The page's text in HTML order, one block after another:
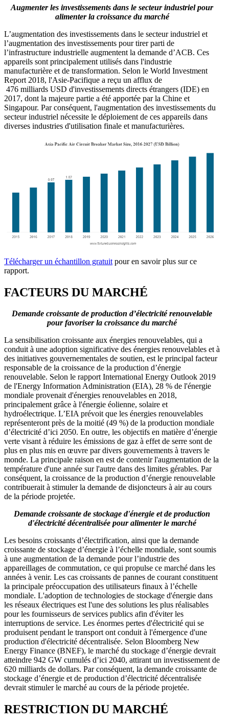
Augmenter les investissements dans le secteur industriel pour
alimenter la croissance du marché
L’augmentation des investissements dans le secteur industriel et
l’augmentation des investissements pour tirer parti de
l’infrastructure industrielle augmentent la demande d’ACB. Ces
appareils sont principalement utilisés dans l'industrie
manufacturière et de transformation. Selon le World Investment
Report 2018, l'Asie-Pacifique a reçu un afflux de
476 milliards USD d'investissements directs étrangers (IDE) en
2017, dont la majeure partie a été apportée par la Chine et
Singapour. Par conséquent, l'augmentation des investissements du
secteur industriel nécessite le déploiement de ces appareils dans
diverses industries d'utilisation finale et manufacturières.
Télécharger un échantillon gratuit pour en savoir plus sur ce
rapport.
FACTEURS DU MARCHÉ
Demande croissante de production d’électricité renouvelable
pour favoriser la croissance du marché
La sensibilisation croissante aux énergies renouvelables, qui a
conduit à une adoption significative des énergies renouvelables et à
des initiatives gouvernementales de soutien, est le principal facteur
responsable de la croissance de la production d’énergie
renouvelable. Selon le rapport International Energy Outlook 2019
de l'Energy Information Administration (EIA), 28 % de l'énergie
mondiale provenait d'énergies renouvelables en 2018,
principalement grâce à l'énergie éolienne, solaire et
hydroélectrique. L’EIA prévoit que les énergies renouvelables
représenteront près de la moitié (49 %) de la production mondiale
d’électricité d’ici 2050. En outre, les objectifs en matière d’énergie
verte visant à réduire les émissions de gaz à effet de serre sont de
plus en plus mis en œuvre par divers gouvernements à travers le
monde. La principale raison en est de contenir l'augmentation de la
température d'une année sur l'autre dans des limites gérables. Par
conséquent, la croissance de la production d’énergie renouvelable
contribuerait à stimuler la demande de disjoncteurs à air au cours
de la période projetée.
Demande croissante de stockage d'énergie et de production
d'électricité décentralisée pour alimenter le marché
Les besoins croissants d’électrification, ainsi que la demande
croissante de stockage d’énergie à l’échelle mondiale, sont soumis
à une augmentation de la demande pour l’industrie des
appareillages de commutation, ce qui propulse ce marché dans les
années à venir. Les cas croissants de pannes de courant constituent
la principale préoccupation des utilisateurs finaux à l’échelle
mondiale. L'adoption de technologies de stockage d'énergie dans
les réseaux électriques est l'une des solutions les plus réalisables
pour les fournisseurs de services publics afin d'éviter les
interruptions de service. Les énormes pertes d'électricité qui se
produisent pendant le transport ont conduit à l'émergence d'une
production d'électricité décentralisée. Selon Bloomberg New
Energy Finance (BNEF), le marché du stockage d’énergie devrait
atteindre 942 GW cumulés d’ici 2040, attirant un investissement de
620 milliards de dollars. Par conséquent, la demande croissante de
stockage d’énergie et de production d’électricité décentralisée
devrait stimuler le marché au cours de la période projetée.
RESTRICTION DU MARCHÉ